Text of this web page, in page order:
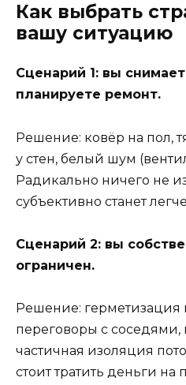
Как выбрать
вашу ситуацию
Сценарий 1: вы
планируете ремонт.
Решение: ковёр на пол,
у стен, белый шум
Радикально ничего не
субъективно станет
Сценарий 2: вы
ограничен.
Решение: герметизация
переговоры с
частичная изоляция
стоит тратить деньги